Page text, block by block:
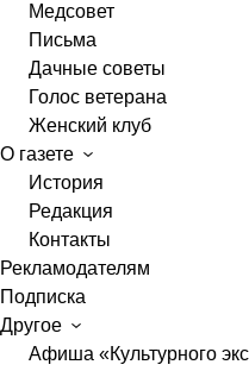
Медсовет
Письма
Дачные советы
Голос ветерана
Женский клуб
О газете
История
Редакция
Контакты
Рекламодателям
Подписка
Другое
Афиша «Культурного